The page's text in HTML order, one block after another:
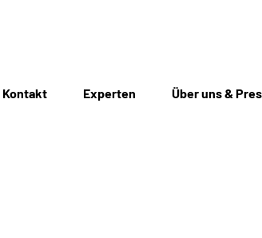
Kontakt Experten Über uns &